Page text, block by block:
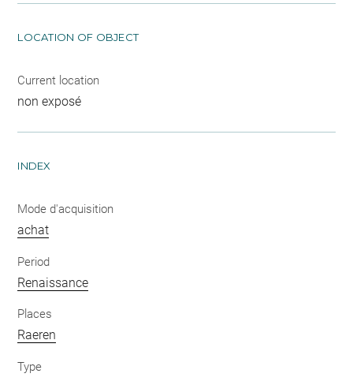
LOCATION OF OBJECT
Current location
non exposé
INDEX
Mode d'acquisition
achat
Period
Renaissance
Places
Raeren
Type